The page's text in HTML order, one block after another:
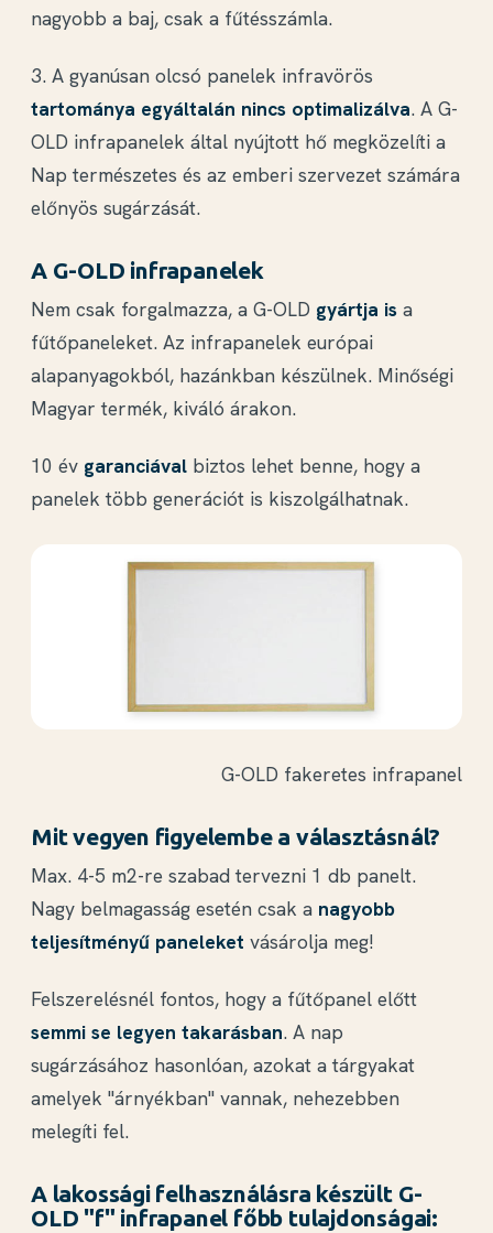
nagyobb a baj, csak a fűtésszámla.
3. A gyanúsan olcsó panelek infravörös
tartománya egyáltalán nincs optimalizálva. A G-
OLD infrapanelek által nyújtott hő megközelíti a
Nap természetes és az emberi szervezet számára
előnyös sugárzását.
A G-OLD infrapanelek
Nem csak forgalmazza, a G-OLD gyártja is a
fűtőpaneleket. Az infrapanelek európai
alapanyagokból, hazánkban készülnek. Minőségi
Magyar termék, kiváló árakon.
10 év garanciával biztos lehet benne, hogy a
panelek több generációt is kiszolgálhatnak.
G-OLD fakeretes infrapanel
Mit vegyen figyelembe a választásnál?
Max. 4-5 m2-re szabad tervezni 1 db panelt.
Nagy belmagasság esetén csak a nagyobb
teljesítményű paneleket vásárolja meg!
Felszerelésnél fontos, hogy a fűtőpanel előtt
semmi se legyen takarásban. A nap
sugárzásához hasonlóan, azokat a tárgyakat
amelyek "árnyékban" vannak, nehezebben
melegíti fel.
A lakossági felhasználásra készült G-
OLD "f" infrapanel főbb tulajdonságai: